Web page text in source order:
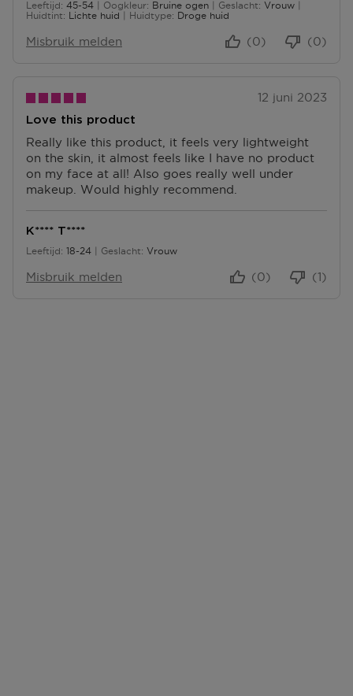
Leeftijd
45 tot 5445-54 Oogkleur Bruine ogen Geslacht
Vrouw
Huidtint
Lichte huid Huidtype Droge huid
Misbruik melden (0)
(0)
12 juni 2023
Love this product
Really like this product, it feels very lightweight
on the skin, it almost feels like I have no product
on my face at all! Also goes really well under
makeup. Would highly recommend.
K**** T****
Leeftijd
18 tot 24 18-24 Geslacht Vrouw
Misbruik melden (1)
(0)